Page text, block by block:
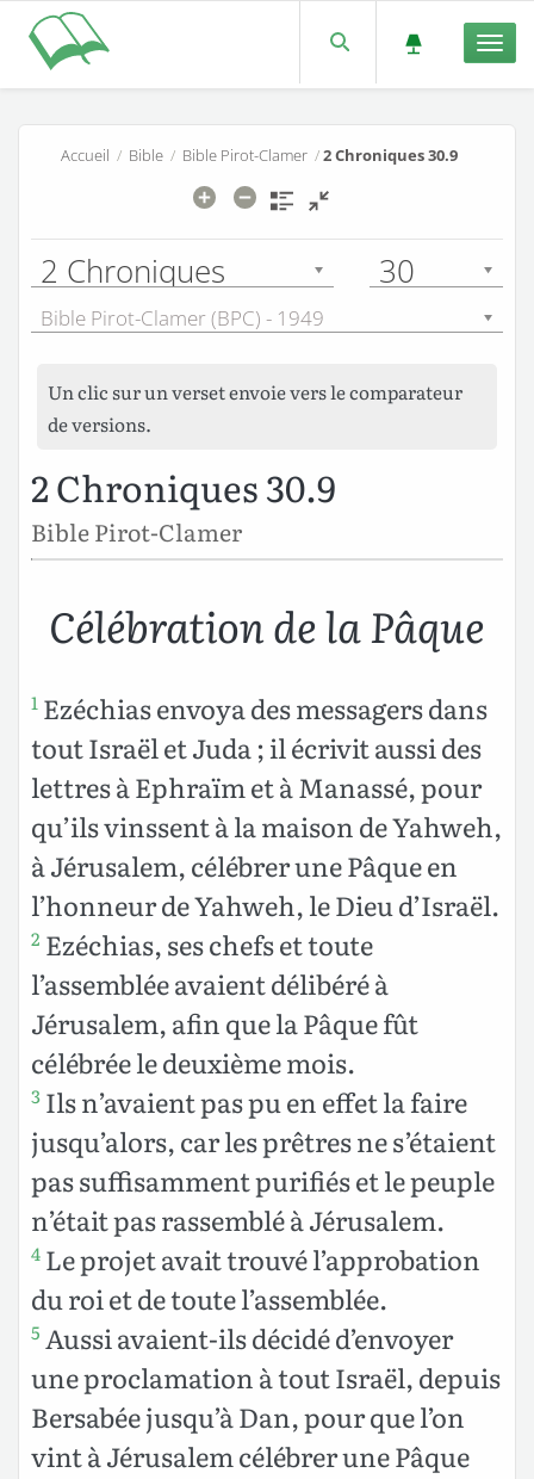
Accueil / Bible/ Bible Pirot-Clamer/2 Chroniques 30.9
2 Chroniques 30
Bible Pirot-Clamer (BPC) - 1949
Un clic sur un verset envoie vers le comparateur
de versions.
2 Chroniques 30.9
Bible Pirot-Clamer
Célébration de la Pâque
1 Ezéchias envoya des messagers dans
tout Israël et Juda ; il écrivit aussi des
lettres à Ephraïm et à Manassé, pour
qu’ils vinssent à la maison de Yahweh,
à Jérusalem, célébrer une Pâque en
l’honneur de Yahweh, le Dieu d’Israël.
2 Ezéchias, ses chefs et toute
l’assemblée avaient délibéré à
Jérusalem, afin que la Pâque fût
célébrée le deuxième mois.
3 Ils n’avaient pas pu en effet la faire
jusqu’alors, car les prêtres ne s’étaient
pas suffisamment purifiés et le peuple
n’était pas rassemblé à Jérusalem.
4 Le projet avait trouvé l’approbation
du roi et de toute l’assemblée.
5 Aussi avaient-ils décidé d’envoyer
une proclamation à tout Israël, depuis
Bersabée jusqu’à Dan, pour que l’on
vint à Jérusalem célébrer une Pâque